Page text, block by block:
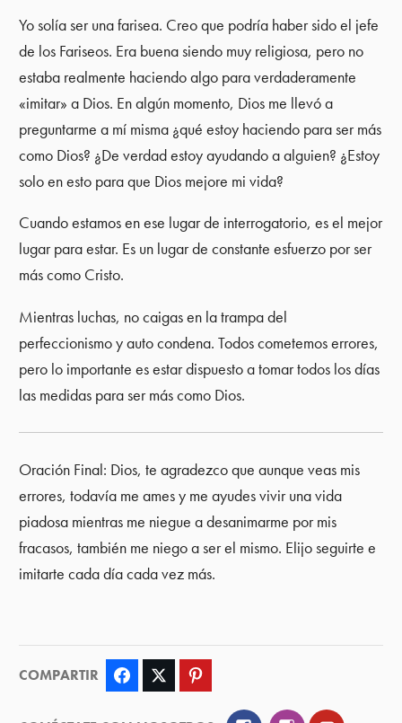
Yo solía ser una farisea. Creo que podría haber sido el jefe
de los Fariseos. Era buena siendo muy religiosa, pero no
estaba realmente haciendo algo para verdaderamente
«imitar» a Dios. En algún momento, Dios me llevó a
preguntarme a mí misma ¿qué estoy haciendo para ser más
como Dios? ¿De verdad estoy ayudando a alguien? ¿Estoy
solo en esto para que Dios mejore mi vida?
Cuando estamos en ese lugar de interrogatorio, es el mejor
lugar para estar. Es un lugar de constante esfuerzo por ser
más como Cristo.
Mientras luchas, no caigas en la trampa del
perfeccionismo y auto condena. Todos cometemos errores,
pero lo importante es estar dispuesto a tomar todos los días
las medidas para ser más como Dios.
Oración Final: Dios, te agradezco que aunque veas mis
errores, todavía me ames y me ayudes vivir una vida
piadosa mientras me niegue a desanimarme por mis
fracasos, también me niego a ser el mismo. Elijo seguirte e
imitarte cada día cada vez más.
COMPARTIR Facebook Twitter